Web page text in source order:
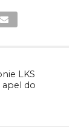
LKS
apel do